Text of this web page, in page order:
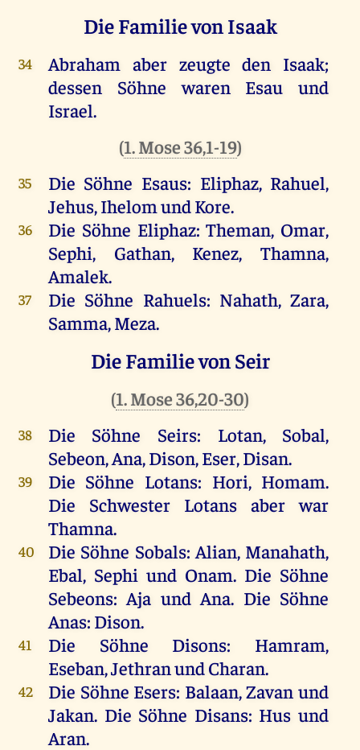
Die Familie von Isaak
34
Abraham aber zeugte den Isaak;
dessen Söhne waren Esau und
Israel.
(1. Mose 36,1-19)
35
Die Söhne Esaus: Eliphaz, Rahuel,
Jehus, Ihelom und Kore.
36
Die Söhne Eliphaz: Theman, Omar,
Sephi, Gathan, Kenez, Thamna,
Amalek.
37
Die Söhne Rahuels: Nahath, Zara,
Samma, Meza.
Die Familie von Seir
(1. Mose 36,20-30)
38
Die Söhne Seirs: Lotan, Sobal,
Sebeon, Ana, Dison, Eser, Disan.
39
Die Söhne Lotans: Hori, Homam.
Die Schwester Lotans aber war
Thamna.
40
Die Söhne Sobals: Alian, Manahath,
Ebal, Sephi und Onam. Die Söhne
Sebeons: Aja und Ana. Die Söhne
Anas: Dison.
41
Die Söhne Disons: Hamram,
Eseban, Jethran und Charan.
42
Die Söhne Esers: Balaan, Zavan und
Jakan. Die Söhne Disans: Hus und
Aran.